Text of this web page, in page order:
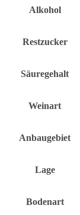
Alkohol
Restzucker
Säuregehalt
Weinart
Anbaugebiet
Lage
Bodenart